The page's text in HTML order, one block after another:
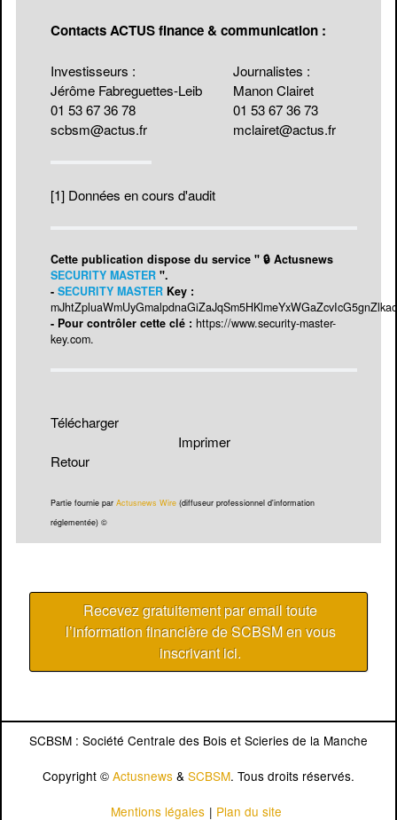
Contacts ACTUS finance & communication :
Investisseurs :
Journalistes :
Jérôme Fabreguettes-Leib
Manon Clairet
01 53 67 36 78
01 53 67 36 73
scbsm@actus.fr
mclairet@actus.fr
[1] Données en cours d'audit
Cette publication dispose du service " 🔒 Actusnews
SECURITY MASTER ".
- SECURITY MASTER Key :
- Pour contrôler cette clé : https://www.security-master-
key.com.
Télécharger
Imprimer
Retour
Partie fournie par Actusnews Wire (diffuseur professionnel d'information
réglementée) ©
Recevez gratuitement par email toute
l’information financière de SCBSM en vous
inscrivant ici.
SCBSM : Société Centrale des Bois et Scieries de la Manche
Copyright © Actusnews & SCBSM. Tous droits réservés.
Mentions légales | Plan du site